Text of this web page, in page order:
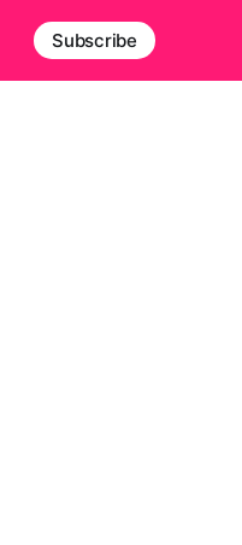
Subscribe